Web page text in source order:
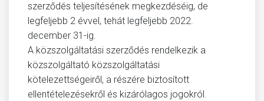
szerződés teljesítésének megkezdéséig, de
legfeljebb 2 évvel, tehát legfeljebb 2022.
december 31-ig.
A közszolgáltatási szerződés rendelkezik a
közszolgáltató közszolgáltatási
kötelezettségeiről, a részére biztosított
ellentételezésekről és kizárólagos jogokról.